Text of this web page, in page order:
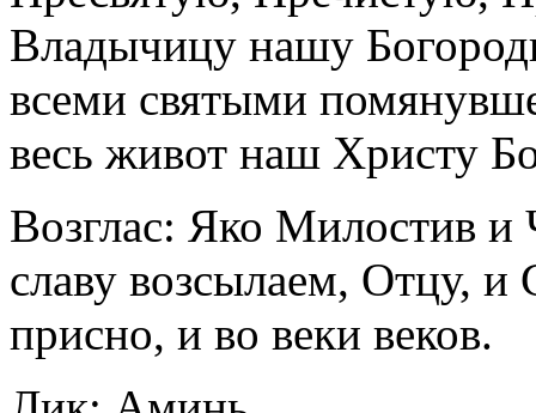
Владычицу нaшу
всеми святыми
вeсь живот нaш Христу
Возглaс: Яко Милоcтив и
слaву возсылaем, Отцу,
присно, и во веки веков.